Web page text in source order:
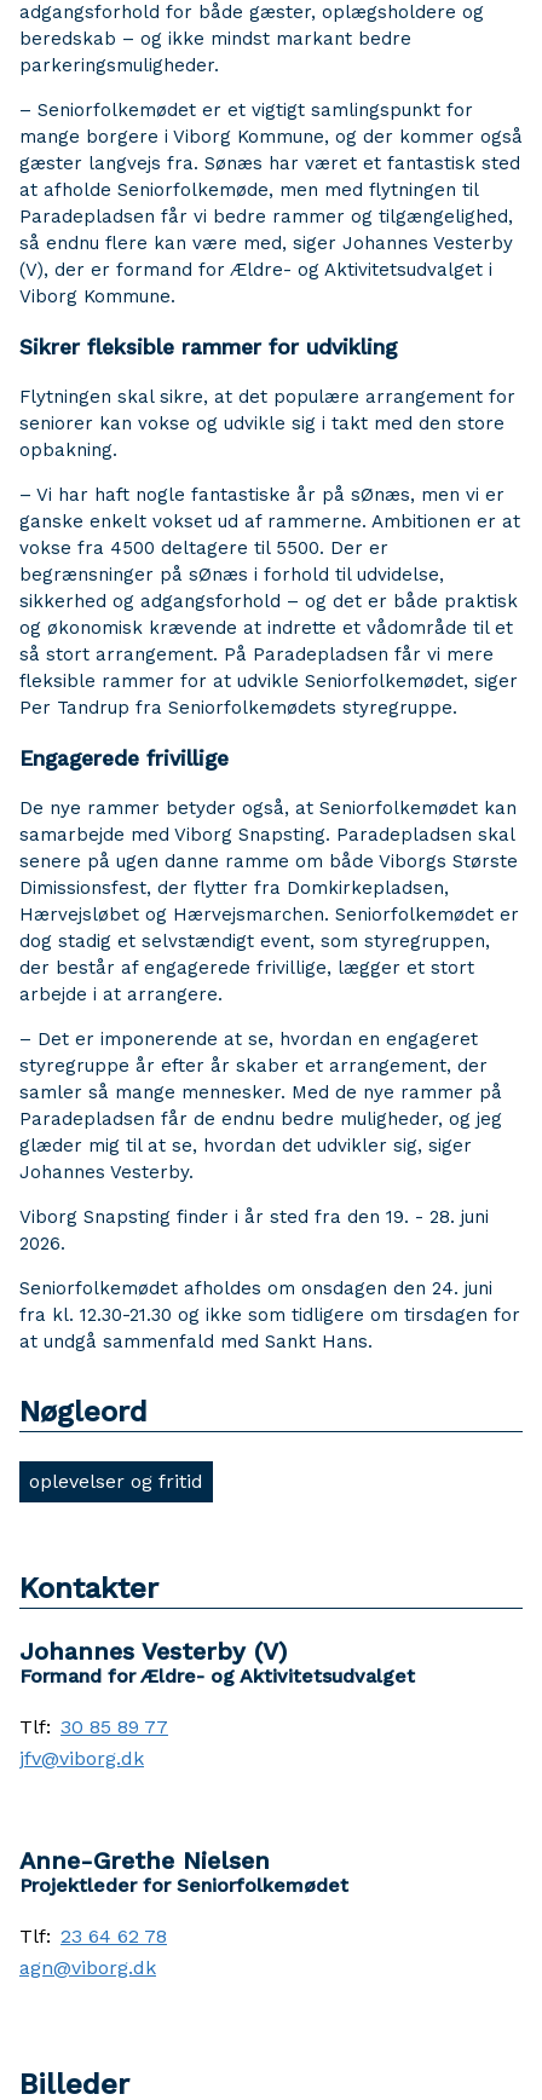
adgangsforhold for både gæster, oplægsholdere og
beredskab – og ikke mindst markant bedre
parkeringsmuligheder.
– Seniorfolkemødet er et vigtigt samlingspunkt for
mange borgere i Viborg Kommune, og der kommer også
gæster langvejs fra. Sønæs har været et fantastisk sted
at afholde Seniorfolkemøde, men med flytningen til
Paradepladsen får vi bedre rammer og tilgængelighed,
så endnu flere kan være med, siger Johannes Vesterby
(V), der er formand for Ældre- og Aktivitetsudvalget i
Viborg Kommune.
Sikrer fleksible rammer for udvikling
Flytningen skal sikre, at det populære arrangement for
seniorer kan vokse og udvikle sig i takt med den store
opbakning.
– Vi har haft nogle fantastiske år på sØnæs, men vi er
ganske enkelt vokset ud af rammerne. Ambitionen er at
vokse fra 4500 deltagere til 5500. Der er
begrænsninger på sØnæs i forhold til udvidelse,
sikkerhed og adgangsforhold – og det er både praktisk
og økonomisk krævende at indrette et vådområde til et
så stort arrangement. På Paradepladsen får vi mere
fleksible rammer for at udvikle Seniorfolkemødet, siger
Per Tandrup fra Seniorfolkemødets styregruppe.
Engagerede frivillige
De nye rammer betyder også, at Seniorfolkemødet kan
samarbejde med Viborg Snapsting. Paradepladsen skal
senere på ugen danne ramme om både Viborgs Største
Dimissionsfest, der flytter fra Domkirkepladsen,
Hærvejsløbet og Hærvejsmarchen. Seniorfolkemødet er
dog stadig et selvstændigt event, som styregruppen,
der består af engagerede frivillige, lægger et stort
arbejde i at arrangere.
– Det er imponerende at se, hvordan en engageret
styregruppe år efter år skaber et arrangement, der
samler så mange mennesker. Med de nye rammer på
Paradepladsen får de endnu bedre muligheder, og jeg
glæder mig til at se, hvordan det udvikler sig, siger
Johannes Vesterby.
Viborg Snapsting finder i år sted fra den 19. - 28. juni
2026.
Seniorfolkemødet afholdes om onsdagen den 24. juni
fra kl. 12.30-21.30 og ikke som tidligere om tirsdagen for
at undgå sammenfald med Sankt Hans.
Nøgleord
oplevelser og fritid
Kontakter
Johannes Vesterby (V)
Formand for Ældre- og Aktivitetsudvalget
Tlf: 30 85 89 77
jfv@viborg.dk
Anne-Grethe Nielsen
Projektleder for Seniorfolkemødet
Tlf: 23 64 62 78
agn@viborg.dk
Billeder